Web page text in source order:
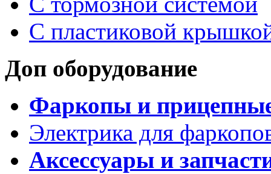
С пластиковой
Доп оборудование
Фаркопы и
Электрика для
Аксессуары и